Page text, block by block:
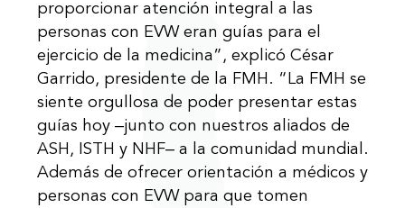
proporcionar atención integral a las
personas con EVW eran guías para el
ejercicio de la medicina”, explicó César
Garrido, presidente de la FMH. “La FMH se
siente orgullosa de poder presentar estas
guías hoy ‒junto con nuestros aliados de
ASH, ISTH y NHF‒ a la comunidad mundial.
Además de ofrecer orientación a médicos y
personas con EVW para que tomen